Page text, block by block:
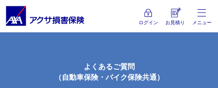
ログイン お見積り メニュー
よくあるご質問
（自動車保険・バイク保険共通）